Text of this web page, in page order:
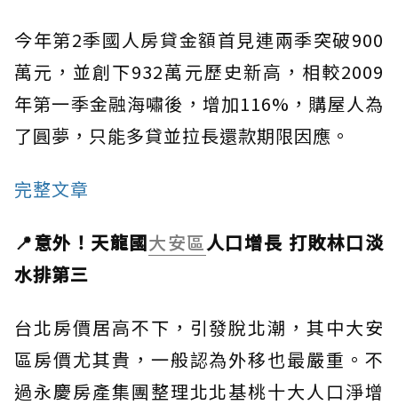
今年第2季國人房貸金額首見連兩季突破900
萬元，並創下932萬元歷史新高，相較2009
年第一季金融海嘯後，增加116%，購屋人為
了圓夢，只能多貸並拉長還款期限因應。
完整文章
📍意外！天龍國大安區人口增長 打敗林口淡
水排第三
台北房價居高不下，引發脫北潮，其中大安
區房價尤其貴，一般認為外移也最嚴重。不
過永慶房產集團整理北北基桃十大人口淨增